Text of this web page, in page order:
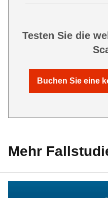
Testen Sie die
Buchen Sie eine
Mehr